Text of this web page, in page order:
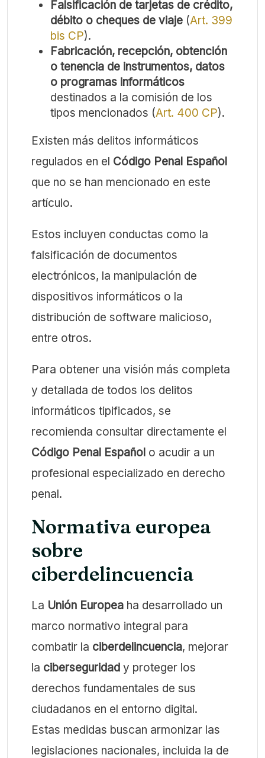
Falsificación de tarjetas de crédito,
débito o cheques de viaje (Art. 399
bis CP).
Fabricación, recepción, obtención
o tenencia de instrumentos, datos
o programas informáticos
destinados a la comisión de los
tipos mencionados (Art. 400 CP).
Existen más delitos informáticos
regulados en el Código Penal Español
que no se han mencionado en este
artículo.
Estos incluyen conductas como la
falsificación de documentos
electrónicos, la manipulación de
dispositivos informáticos o la
distribución de software malicioso,
entre otros.
Para obtener una visión más completa
y detallada de todos los delitos
informáticos tipificados, se
recomienda consultar directamente el
Código Penal Español o acudir a un
profesional especializado en derecho
penal.
Normativa europea
sobre
ciberdelincuencia
La Unión Europea ha desarrollado un
marco normativo integral para
combatir la ciberdelincuencia, mejorar
la ciberseguridad y proteger los
derechos fundamentales de sus
ciudadanos en el entorno digital.
Estas medidas buscan armonizar las
legislaciones nacionales, incluida la de